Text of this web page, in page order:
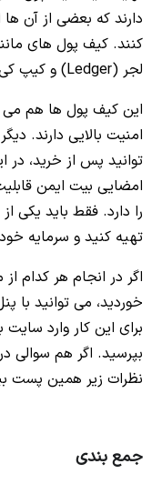
دارند که بعضی از آن ها
لجر (Ledger) و کیپ کی (KeepKey)، از جمله آن ها هستند.
این کیف پول ها هم می
امنیت بالایی دارند.
توانید پس از خرید،
امضایی بیت ایمن
را دارد. فقط باید یکی
تهیه کنید و سرمایه
اگر در انجام هر کدام
خوردید، می توانید با
برای این کار وارد
بپرسید. اگر هم سوالی
نظرات زیر همین پست
جمع بندی